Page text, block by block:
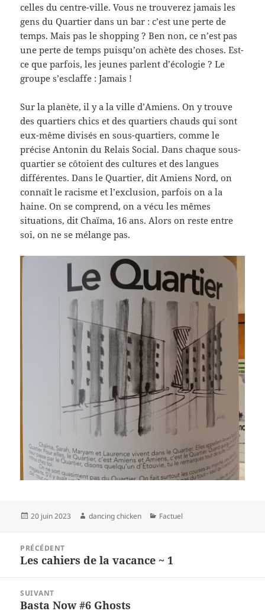
celles du centre-ville. Vous ne trouverez jamais les
gens du Quartier dans un bar : c’est une perte de
temps. Mais pas le shopping ? Ben non, ce n’est pas
une perte de temps puisqu’on achète des choses. Est-
ce que parfois, les jeunes parlent d’écologie ? Le
groupe s’esclaffe : Jamais !
Sur la planète, il y a la ville d’Amiens. On y trouve
des quartiers chics et des quartiers chauds qui sont
eux-même divisés en sous-quartiers, comme le
précise Antonin du Relais Social. Dans chaque sous-
quartier se côtoient des cultures et des langues
différentes. Dans le Quartier, dit Amiens Nord, on
connaît le racisme et l’exclusion, parfois on a la
haine. On se comprend, on a vécu les mêmes
situations, dit Chaïma, 16 ans. Alors on reste entre
soi, on ne se mélange pas.
Publié
20 juin 2023 Auteur
dancing chicken Catégories
Factuel
l’article
PRÉCÉDENT
Article
Les cahiers de la vacance ~ 1
SUIVANT
Article
Basta Now #6 Ghosts